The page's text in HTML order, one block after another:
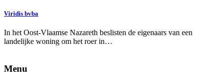
Viridis bvba
In het Oost-Vlaamse Nazareth beslisten de eigenaars van een
landelijke woning om het roer in…
Menu